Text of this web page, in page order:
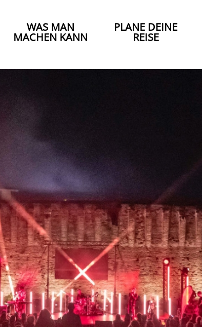
WAS MAN
MACHEN KANN
PLANE DEINE
REISE